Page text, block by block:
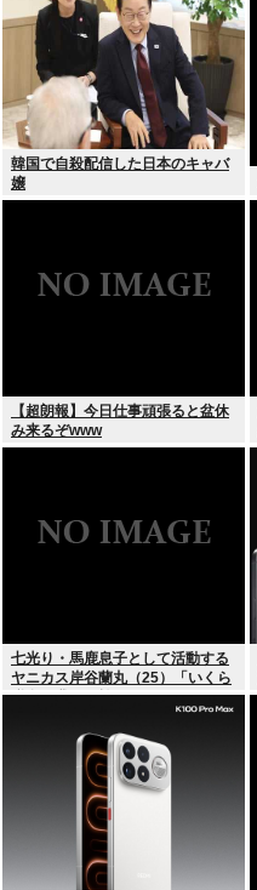
韓国で自殺配信した日本のキャバ
嬢
【超朗報】今日仕事頑張ると盆休
み来るぞwww
七光り・馬鹿息子として活動する
ヤニカス岸谷蘭丸（25）「いくら
税金を我々が払ってるんだと」